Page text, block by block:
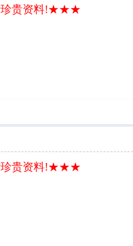
珍贵资料!★★★
珍贵资料!★★★